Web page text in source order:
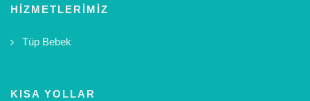
HIZMETLERIMIZ
Tüp Bebek
KISA YOLLAR